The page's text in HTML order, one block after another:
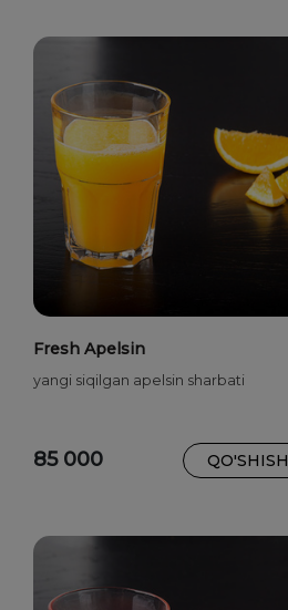
Fresh Apelsin
yangi siqilgan apelsin sharbati
85 000 QO'SHISH